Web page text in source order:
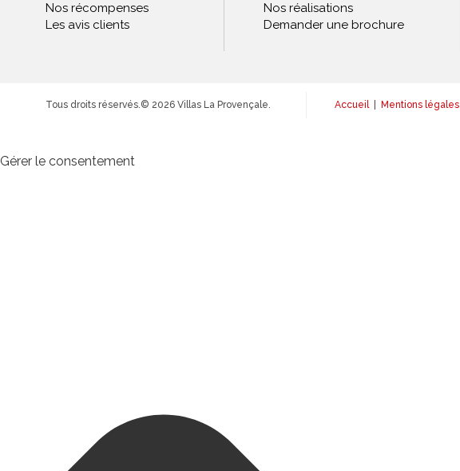
Nos récompenses
Les avis clients
Nos réalisations
Demander une brochure
© 2026 Villas La Provençale.
Tous droits réservés. Accueil| Mentions légales
Gérer le consentement